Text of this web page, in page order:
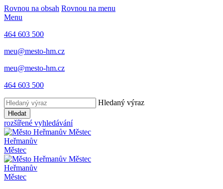
Rovnou na obsah Rovnou na menu
Menu
464 603 500
meu@mesto-hm.cz
meu@mesto-hm.cz
464 603 500
Hledaný výraz
Hledat
rozšířené vyhledávání
Heřmanův
Městec
Heřmanův
Městec